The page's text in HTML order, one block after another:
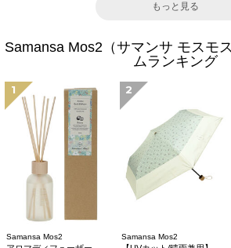
もっと見る
Samansa Mos2（サマンサ モスモ
ムランキング
1
Samansa Mos2
2
Samansa Mos2